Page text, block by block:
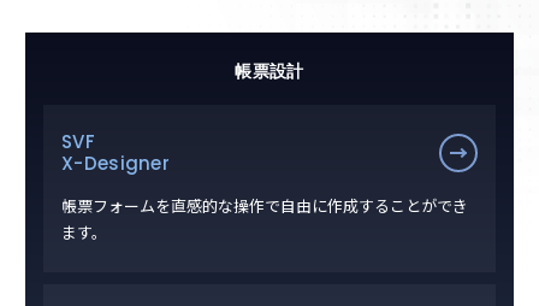
帳票設計
SVF
X-Designer
帳票フォームを直感的な操作で自由に作成することができ
ます。